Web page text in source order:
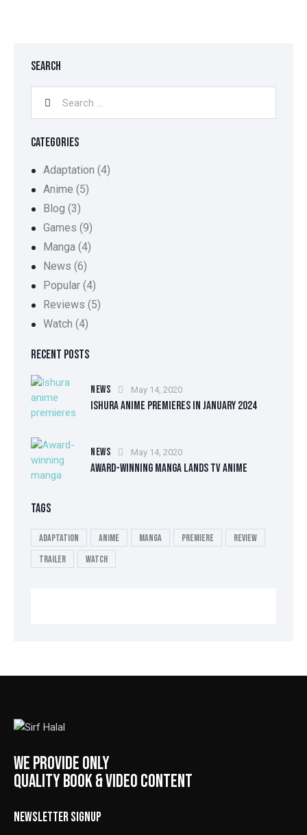
SEARCH
CATEGORIES
Adaptation (4)
Anime (5)
Blog (3)
Games (9)
Manga (4)
News (6)
Popular (4)
Reviews (5)
Watch (4)
RECENT POSTS
NEWS May 14, 2020
ISHURA ANIME PREMIERES IN JANUARY 2024
NEWS May 14, 2020
AWARD-WINNING MANGA LANDS TV ANIME
TAGS
Adaptation Anime Manga Premiere
Review
Trailer
Watch
WE PROVIDE ONLY
QUALITY BOOK & VIDEO CONTENT
NEWSLETTER SIGNUP